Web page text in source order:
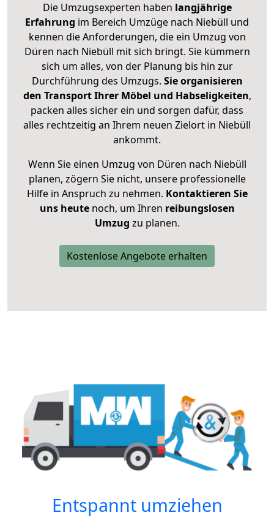
Die Umzugsexperten haben langjährige
Erfahrung im Bereich Umzüge nach Niebüll und
kennen die Anforderungen, die ein Umzug von
Düren nach Niebüll mit sich bringt. Sie kümmern
sich um alles, von der Planung bis hin zur
Durchführung des Umzugs. Sie organisieren
den Transport Ihrer Möbel und Habseligkeiten,
packen alles sicher ein und sorgen dafür, dass
alles rechtzeitig an Ihrem neuen Zielort in Niebüll
ankommt.
Wenn Sie einen Umzug von Düren nach Niebüll
planen, zögern Sie nicht, unsere professionelle
Hilfe in Anspruch zu nehmen. Kontaktieren Sie
uns heutenoch, um Ihren reibungslosen
Umzug zu planen.
Kostenlose Angebote erhalten
Entspannt umziehen